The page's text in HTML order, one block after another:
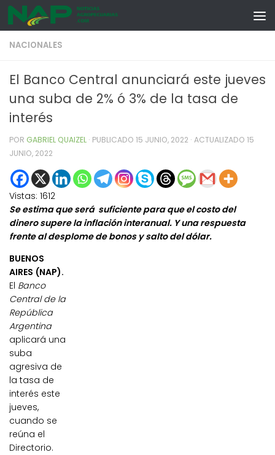
Skip to content
NACIONALES
El Banco Central anunciará este jueves
una suba de 2% ó 3% de la tasa de
interés
POR GABRIEL QUAIZEL · PUBLICADO 15 JUNIO, 2022 · ACTUALIZADO 15
JUNIO, 2022
Vistas: 1612
Se estima que será suficiente para que el costo del
dinero supere la inflación interanual. Y una respuesta
frente al desplome de bonos y salto del dólar.
BUENOS
AIRES (NAP).
El Banco
Central de la
República
Argentina
aplicará una
suba
agresiva de
la tasa de
interés este
jueves,
cuando se
reúna el
Directorio.